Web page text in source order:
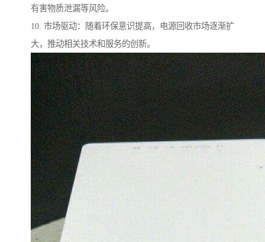
有害物质泄漏等风险。
10. 市场驱动：随着环保意识提高，电源回收市场逐渐扩
大，推动相关技术和服务的创新。